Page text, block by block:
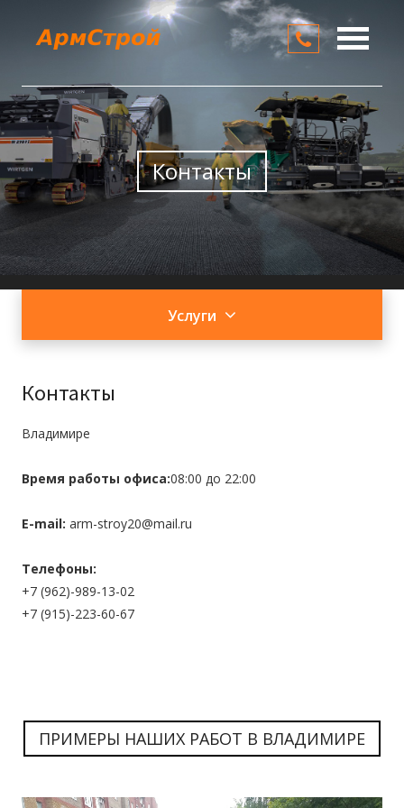
О компании
Услуги
Цены
Контакты
Контакты
Услуги
Контакты
Владимире
Время работы офиса:08:00 до 22:00
E-mail: arm-stroy20@mail.ru
Телефоны:
+7 (962)-989-13-02
+7 (915)-223-60-67
ПРИМЕРЫ НАШИХ РАБОТ В ВЛАДИМИРЕ